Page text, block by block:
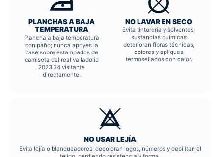
PLANCHAS A BAJA
TEMPERATURA
Plancha a baja temperatura
con paño; nunca apoyes la
base sobre estampados de
camiseta del real valladolid
2023 24 visitante
directamente.
NO LAVAR EN SECO
Evita tintorería y solventes;
sustancias químicas
deterioran fibras técnicas,
colores y apliques
termosellados con calor.
NO USAR LEJÍA
Evita lejía o blanqueadores; decoloran logos, números y debilitan el